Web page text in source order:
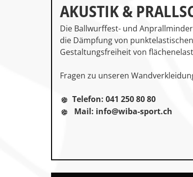
AKUSTIK &
Die Ballwurffest- und
die Dämpfung von
Gestaltungsfreiheit von
Fragen zu unseren
Telefon: 041 250 80 80
Mail: info@wiba-sport.ch